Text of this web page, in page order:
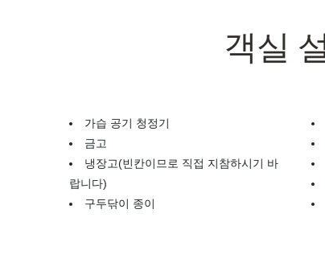
객실
가습 공기 청정기
금고
냉장고(빈칸이므로 직접 지참하시기 바
랍니다)
구두닦이 종이